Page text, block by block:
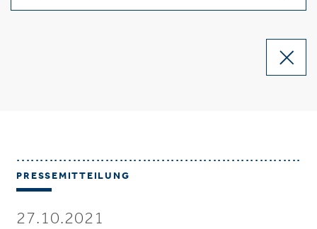
PRESSEMITTEILUNG
27.10.2021